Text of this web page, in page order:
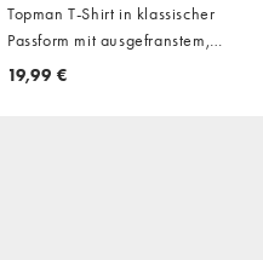
Topman T-Shirt in klassischer
Passform mit ausgefranstem,
offenem Saum in Anthrazit
19,99 €